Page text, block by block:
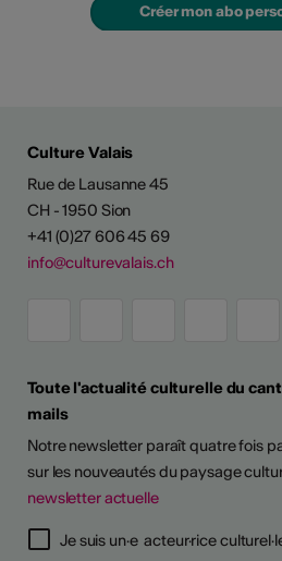
Créer mon abo
Culture Valais
Rue de Lausanne 45
CH - 1950 Sion
+41 (0)27 606 45 69
info@culturevalais.ch
Toute l'actualité culturelle du
mails
Notre newsletter paraît quatre fois
sur les nouveautés du paysage
newsletter actuelle
Je suis un·e acteur·rice